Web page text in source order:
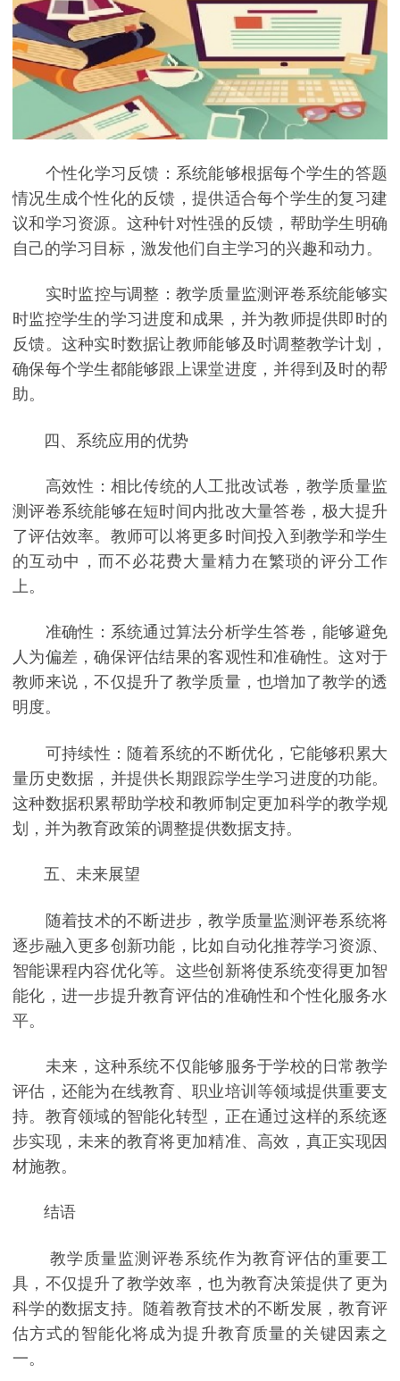
个性化学习反馈：系统能够根据每个学生的答题
情况生成个性化的反馈，提供适合每个学生的复习建
议和学习资源。这种针对性强的反馈，帮助学生明确
自己的学习目标，激发他们自主学习的兴趣和动力。
实时监控与调整：教学质量监测评卷系统能够实
时监控学生的学习进度和成果，并为教师提供即时的
反馈。这种实时数据让教师能够及时调整教学计划，
确保每个学生都能够跟上课堂进度，并得到及时的帮
助。
四、系统应用的优势
高效性：相比传统的人工批改试卷，教学质量监
测评卷系统能够在短时间内批改大量答卷，极大提升
了评估效率。教师可以将更多时间投入到教学和学生
的互动中，而不必花费大量精力在繁琐的评分工作
上。
准确性：系统通过算法分析学生答卷，能够避免
人为偏差，确保评估结果的客观性和准确性。这对于
教师来说，不仅提升了教学质量，也增加了教学的透
明度。
可持续性：随着系统的不断优化，它能够积累大
量历史数据，并提供长期跟踪学生学习进度的功能。
这种数据积累帮助学校和教师制定更加科学的教学规
划，并为教育政策的调整提供数据支持。
五、未来展望
随着技术的不断进步，教学质量监测评卷系统将
逐步融入更多创新功能，比如自动化推荐学习资源、
智能课程内容优化等。这些创新将使系统变得更加智
能化，进一步提升教育评估的准确性和个性化服务水
平。
未来，这种系统不仅能够服务于学校的日常教学
评估，还能为在线教育、职业培训等领域提供重要支
持。教育领域的智能化转型，正在通过这样的系统逐
步实现，未来的教育将更加精准、高效，真正实现因
材施教。
结语
教学质量监测评卷系统作为教育评估的重要工
具，不仅提升了教学效率，也为教育决策提供了更为
科学的数据支持。随着教育技术的不断发展，教育评
估方式的智能化将成为提升教育质量的关键因素之
一。